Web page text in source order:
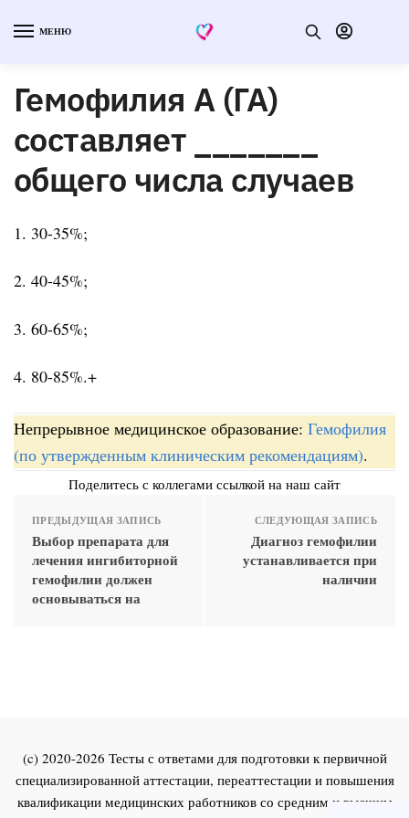
МЕНЮ
Гемофилия А (ГА)
составляет _______
общего числа случаев
1. 30-35%;
2. 40-45%;
3. 60-65%;
4. 80-85%.+
Непрерывное медицинское образование: Гемофилия
(по утвержденным клиническим рекомендациям).
Поделитесь с коллегами ссылкой на наш сайт
ПРЕДЫДУЩАЯ ЗАПИСЬ
Выбор препарата для
лечения ингибиторной
гемофилии должен
основываться на
СЛЕДУЮЩАЯ ЗАПИСЬ
Диагноз гемофилии
устанавливается при
наличии
(c) 2020-2026 Тесты с ответами для подготовки к первичной
специализированной аттестации, переаттестации и повышения
квалификации медицинских работников со средним и высшим